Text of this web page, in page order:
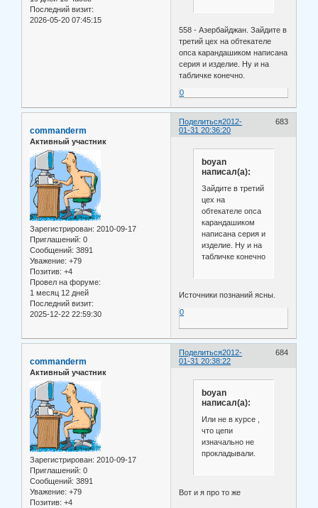
Последний визит:
2026-05-20 07:45:15
558 - Азербайджан. Зайдите в
третий цех на обтекателе
опса карандашиком написана
серия и изделие. Ну и на
табличке конечно.
0
Поделиться 683
2012-
01-31 20:36:20
commanderm
Активный участник
Зарегистрирован: 2010-09-17
Приглашений: 0
Сообщений: 3891
Уважение: +79
Позитив: +4
Провел на форуме:
1 месяц 12 дней
Последний визит:
2025-12-22 22:59:30
boyan
написал(а):
Зайдите в третий
цех на
обтекателе опса
карандашиком
написана серия и
изделие. Ну и на
табличке конечно
Источники познаний ясны.
0
Поделиться 684
2012-
01-31 20:38:22
commanderm
Активный участник
Зарегистрирован: 2010-09-17
Приглашений: 0
Сообщений: 3891
Уважение: +79
Позитив: +4
boyan
написал(а):
Или не в курсе ,
что цепи
изначально не
прокладывали.
Вот и я про то же